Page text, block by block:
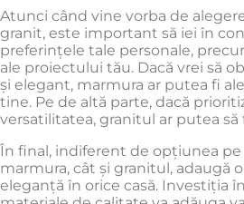
Atunci când vine vorba de
granit, este important să iei în
preferințele tale personale,
ale proiectului tău. Dacă vrei să
și elegant, marmura ar putea fi
tine. Pe de altă parte, dacă
versatilitatea, granitul ar putea
În final, indiferent de opțiunea pe
marmura, cât și granitul, adaugă
eleganță în orice casă. Investiția